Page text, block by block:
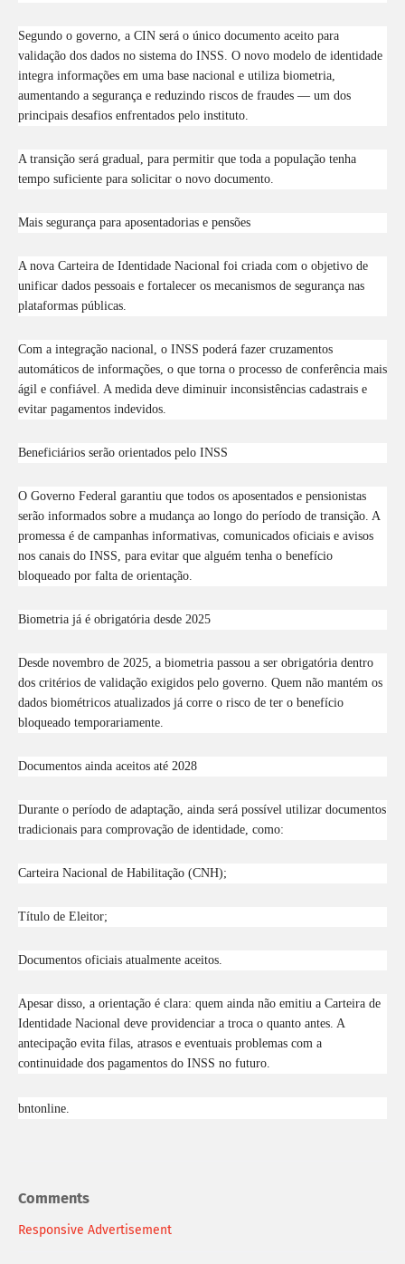
Segundo o governo, a CIN será o único documento aceito para
validação dos dados no sistema do INSS. O novo modelo de identidade
integra informações em uma base nacional e utiliza biometria,
aumentando a segurança e reduzindo riscos de fraudes — um dos
principais desafios enfrentados pelo instituto.
A transição será gradual, para permitir que toda a população tenha
tempo suficiente para solicitar o novo documento.
Mais segurança para aposentadorias e pensões
A nova Carteira de Identidade Nacional foi criada com o objetivo de
unificar dados pessoais e fortalecer os mecanismos de segurança nas
plataformas públicas.
Com a integração nacional, o INSS poderá fazer cruzamentos
automáticos de informações, o que torna o processo de conferência mais
ágil e confiável. A medida deve diminuir inconsistências cadastrais e
evitar pagamentos indevidos.
Beneficiários serão orientados pelo INSS
O Governo Federal garantiu que todos os aposentados e pensionistas
serão informados sobre a mudança ao longo do período de transição. A
promessa é de campanhas informativas, comunicados oficiais e avisos
nos canais do INSS, para evitar que alguém tenha o benefício
bloqueado por falta de orientação.
Biometria já é obrigatória desde 2025
Desde novembro de 2025, a biometria passou a ser obrigatória dentro
dos critérios de validação exigidos pelo governo. Quem não mantém os
dados biométricos atualizados já corre o risco de ter o benefício
bloqueado temporariamente.
Documentos ainda aceitos até 2028
Durante o período de adaptação, ainda será possível utilizar documentos
tradicionais para comprovação de identidade, como:
Carteira Nacional de Habilitação (CNH);
Título de Eleitor;
Documentos oficiais atualmente aceitos.
Apesar disso, a orientação é clara: quem ainda não emitiu a Carteira de
Identidade Nacional deve providenciar a troca o quanto antes. A
antecipação evita filas, atrasos e eventuais problemas com a
continuidade dos pagamentos do INSS no futuro.
bntonline.
Comments
Responsive Advertisement